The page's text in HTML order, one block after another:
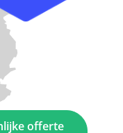
offerte